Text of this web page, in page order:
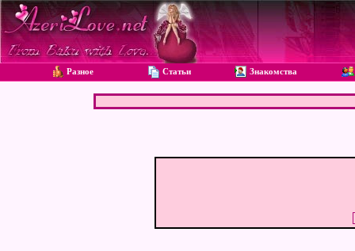
Разное Статьи Знакомства